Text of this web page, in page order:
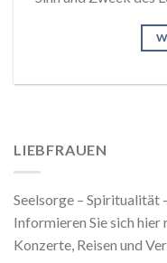
LIEBFRAUEN
Seelsorge – Spiritualität
Informieren Sie sich
Konzerte, Reisen und